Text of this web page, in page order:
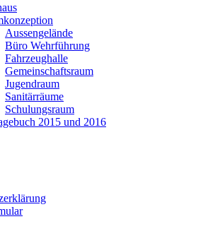
Aussengelände
Büro Wehrführung
Fahrzeughalle
Gemeinschaftsraum
Jugendraum
Sanitärräume
Schulungsraum
2015 und 2016